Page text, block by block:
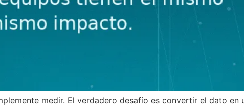
medir. El verdadero desafío es convertir el dato